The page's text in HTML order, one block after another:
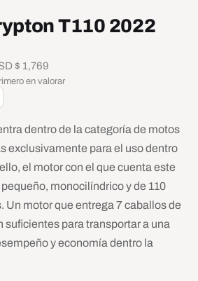
T110 2022
$ 1,769
en valorar
dentro de la categoría de motos
exclusivamente para el uso dentro
el motor con el que cuenta este
monocilíndrico y de 110
Un motor que entrega 7 caballos de
suficientes para transportar a una
y economía dentro la